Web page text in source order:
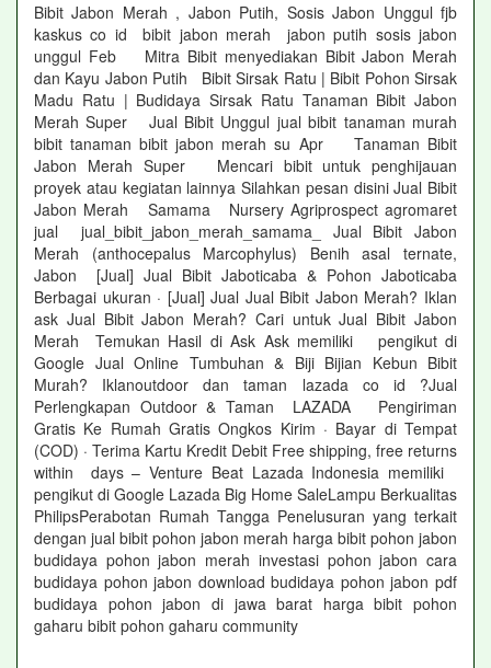
Bibit Jabon Merah , Jabon Putih, Sosis Jabon Unggul fjb
kaskus co id bibit jabon merah jabon putih sosis jabon
unggul Feb Mitra Bibit menyediakan Bibit Jabon Merah
dan Kayu Jabon Putih Bibit Sirsak Ratu | Bibit Pohon Sirsak
Madu Ratu | Budidaya Sirsak Ratu Tanaman Bibit Jabon
Merah Super Jual Bibit Unggul jual bibit tanaman murah
bibit tanaman bibit jabon merah su Apr Tanaman Bibit
Jabon Merah Super Mencari bibit untuk penghijauan
proyek atau kegiatan lainnya Silahkan pesan disini Jual Bibit
Jabon Merah Samama Nursery Agriprospect agromaret
jual jual_bibit_jabon_merah_samama_ Jual Bibit Jabon
Merah (anthocepalus Marcophylus) Benih asal ternate,
Jabon [Jual] Jual Bibit Jaboticaba & Pohon Jaboticaba
Berbagai ukuran · [Jual] Jual Jual Bibit Jabon Merah? Iklan
ask Jual Bibit Jabon Merah? Cari untuk Jual Bibit Jabon
Merah Temukan Hasil di Ask Ask memiliki pengikut di
Google Jual Online Tumbuhan & Biji Bijian Kebun Bibit
Murah? Iklanoutdoor dan taman lazada co id ?Jual
Perlengkapan Outdoor & Taman LAZADA Pengiriman
Gratis Ke Rumah Gratis Ongkos Kirim · Bayar di Tempat
(COD) · Terima Kartu Kredit Debit Free shipping, free returns
within days – Venture Beat Lazada Indonesia memiliki
pengikut di Google Lazada Big Home SaleLampu Berkualitas
PhilipsPerabotan Rumah Tangga Penelusuran yang terkait
dengan jual bibit pohon jabon merah harga bibit pohon jabon
budidaya pohon jabon merah investasi pohon jabon cara
budidaya pohon jabon download budidaya pohon jabon pdf
budidaya pohon jabon di jawa barat harga bibit pohon
gaharu bibit pohon gaharu community